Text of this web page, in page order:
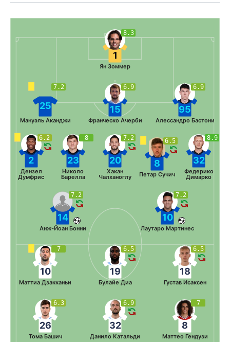
8.3
1
Ян Зоммер
6.9
95
Алессандро Бастони
6.9
15
Франческо Ачерби
7.2
25
Мануэль Аканджи
8.9
32
Федерико
Димарко
6.5
8
Петар Сучич
7.2
20
Хакан
Чалханоглу
8
23
Николо
Барелла
6.2
2
Дензел
Думфрис
7.2
10
Лаутаро Мартинес
7.2
14
Анж-Йоан Бонни
6.3
26
Тома Башич
6.9
32
Данило Катальди
7
8
Маттео Гендузи
7
10
Маттиа Дзакканьи
6.5
19
Булайе Диа
6.5
18
Густав Исаксен